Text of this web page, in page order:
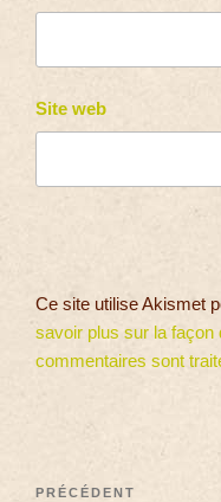
Site web
Ce site utilise Akismet
savoir plus sur la façon
commentaires sont
PRÉCÉDENT